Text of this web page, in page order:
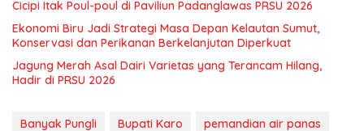
Cicipi Itak Poul-poul di Paviliun Padanglawas PRSU 2026
Ekonomi Biru Jadi Strategi Masa Depan Kelautan Sumut,
Konservasi dan Perikanan Berkelanjutan Diperkuat
Jagung Merah Asal Dairi Varietas yang Terancam Hilang,
Hadir di PRSU 2026
Banyak Pungli Bupati Karo
pemandian air panas